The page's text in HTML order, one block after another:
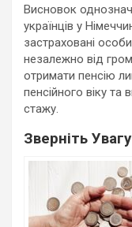
Висновок
українців у
застраховані
незалежно від
отримати пенсію
пенсійного віку
стажу.
Зверніть